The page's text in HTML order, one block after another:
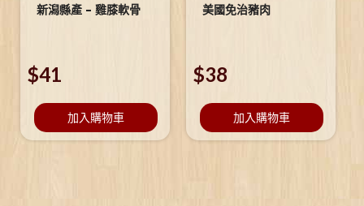
新潟縣產 – 雞膝軟骨
$41
加入購物車
美國免治豬肉
$38
加入購物車